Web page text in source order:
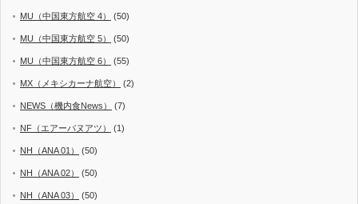
MU（中国東方航空 4） (50)
MU（中国東方航空 5） (50)
MU（中国東方航空 6） (55)
MX（メキシカーナ航空） (2)
NEWS（機内食News） (7)
NF（エアーバヌアツ） (1)
NH（ANA 01） (50)
NH（ANA 02） (50)
NH（ANA 03） (50)